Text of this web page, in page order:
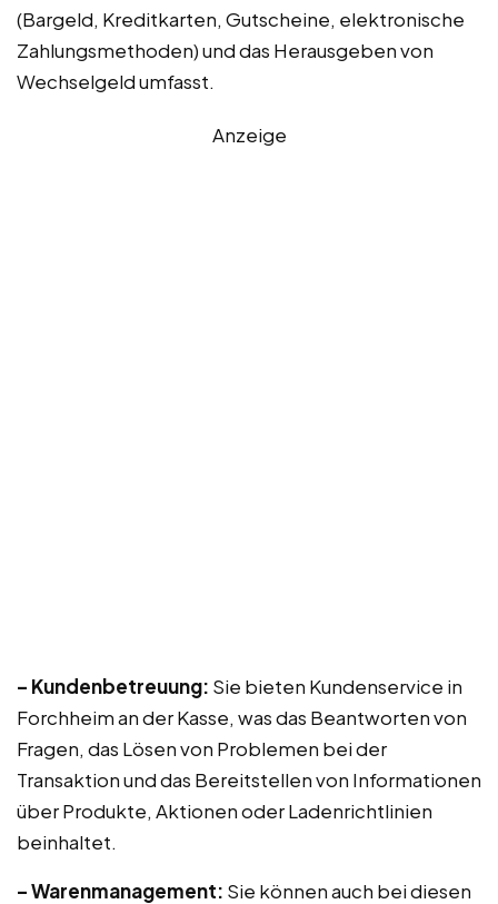
(Bargeld, Kreditkarten, Gutscheine, elektronische
Zahlungsmethoden) und das Herausgeben von
Wechselgeld umfasst.
Anzeige
– Kundenbetreuung: Sie bieten Kundenservice in
Forchheim an der Kasse, was das Beantworten von
Fragen, das Lösen von Problemen bei der
Transaktion und das Bereitstellen von Informationen
über Produkte, Aktionen oder Ladenrichtlinien
beinhaltet.
– Warenmanagement: Sie können auch bei diesen